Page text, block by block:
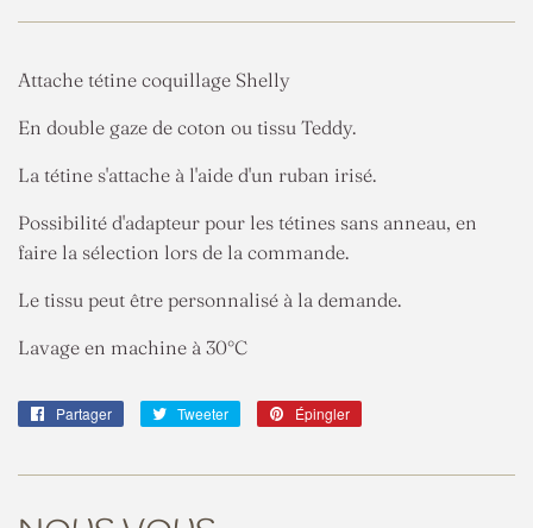
Attache tétine coquillage Shelly
En double gaze de coton ou tissu Teddy.
La tétine s'attache à l'aide d'un ruban irisé.
Possibilité d'adapteur pour les tétines sans anneau, en
faire la sélection lors de la commande.
Le tissu peut être personnalisé à la demande.
Lavage en machine à 30°C
Partager
PartagerTweeter
Tweeter
Épingler